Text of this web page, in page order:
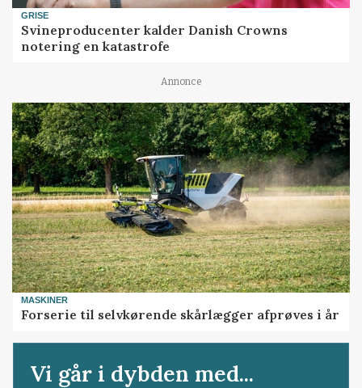
GRISE
Svineproducenter kalder Danish Crowns
notering en katastrofe
Annonce
MASKINER
Forserie til selvkørende skårlægger afprøves i år
Vi går i dybden med...